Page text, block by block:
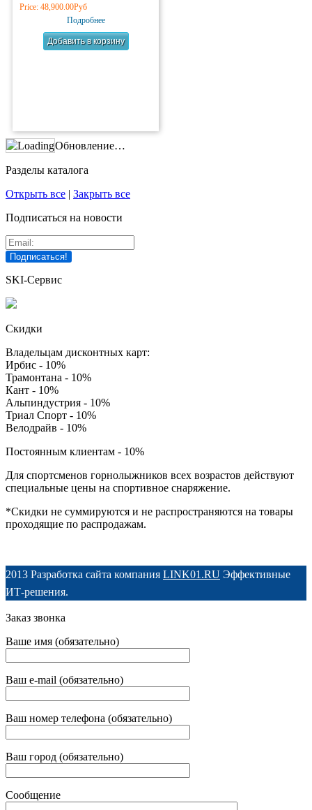
Price: 48,900.00Руб
Подробнее
Обновление…
Разделы каталога
Открыть все | Закрыть все
Подписаться на новости
SKI-Сервис
Скидки
Владельцам дисконтных карт:
Ирбис - 10%
Трамонтана - 10%
Кант - 10%
Альпиндустрия - 10%
Триал Спорт - 10%
Велодрайв - 10%
Постоянным клиентам - 10%
Для спортсменов горнолыжников всех возрастов действуют
специальные цены на спортивное снаряжение.
*Скидки не суммируются и не распространяются на товары
проходящие по распродажам.
2013 Разработка сайта компания LINK01.RU Эффективные
ИТ-решения.
Заказ звонка
Ваше имя (обязательно)
Ваш e-mail (обязательно)
Ваш номер телефона (обязательно)
Ваш город (обязательно)
Сообщение